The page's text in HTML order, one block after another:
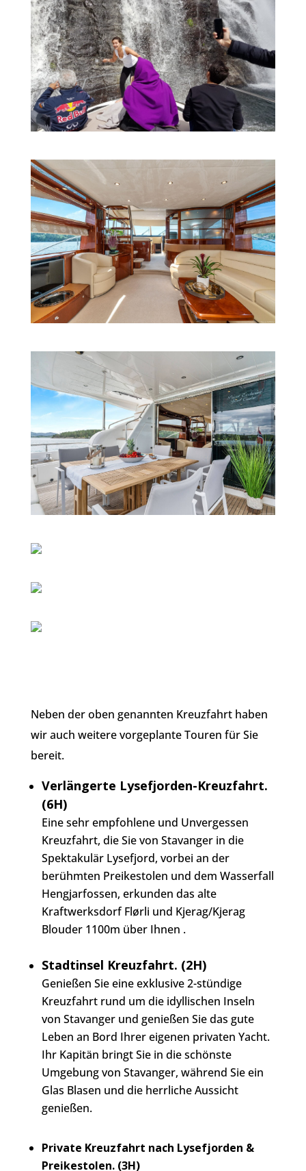
Neben der oben genannten Kreuzfahrt haben
wir auch weitere vorgeplante Touren für Sie
bereit.
Verlängerte Lysefjorden-Kreuzfahrt.
(6H)
Eine sehr empfohlene und Unvergessen
Kreuzfahrt, die Sie von Stavanger in die
Spektakulär Lysefjord, vorbei an der
berühmten Preikestolen und dem Wasserfall
Hengjarfossen, erkunden das alte
Kraftwerksdorf Flørli und Kjerag/Kjerag
Blouder 1100m über Ihnen .
Stadtinsel Kreuzfahrt. (2H)
Genießen Sie eine exklusive 2-stündige
Kreuzfahrt rund um die idyllischen Inseln
von Stavanger und genießen Sie das gute
Leben an Bord Ihrer eigenen privaten Yacht.
Ihr Kapitän bringt Sie in die schönste
Umgebung von Stavanger, während Sie ein
Glas Blasen und die herrliche Aussicht
genießen.
Private Kreuzfahrt nach Lysefjorden &
Preikestolen. (3H)